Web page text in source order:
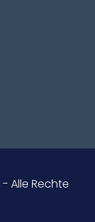
- Alle Rechte